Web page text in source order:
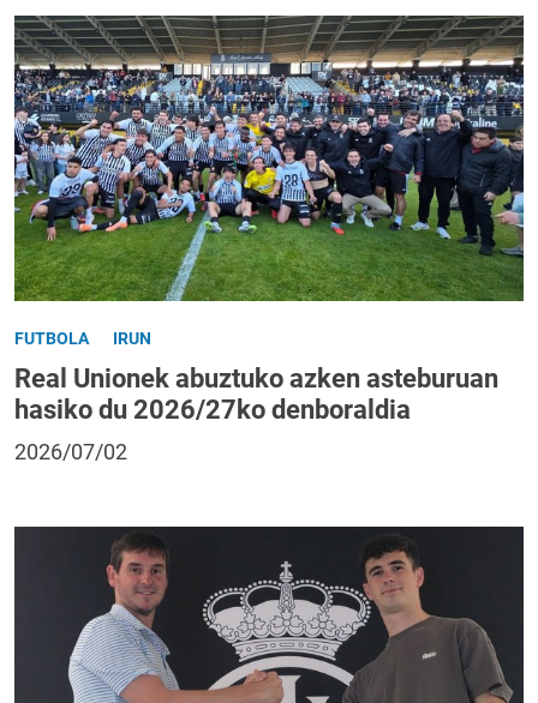
FUTBOLA IRUN
Real Unionek abuztuko azken asteburuan
hasiko du 2026/27ko denboraldia
2026/07/02